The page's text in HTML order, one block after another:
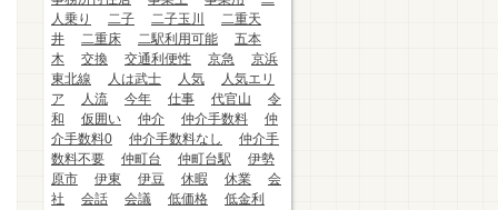
人乗り
二子 二子玉川
二重天
井
二重床 二駅利用可能
五本
木
交換 交通利便性 京急
京浜
東北線
人は武士 人気
人気エリ
ア
人流 今年 仕事 代官山
令
和
仮囲い 仲介 仲介手数料
仲
介手数料0
仲介手数料なし
仲介手
数料不要
仲町台 仲町台駅
伊勢
原市
伊東 伊豆 休暇 休業
会
社
会話 会議 低価格
低金利